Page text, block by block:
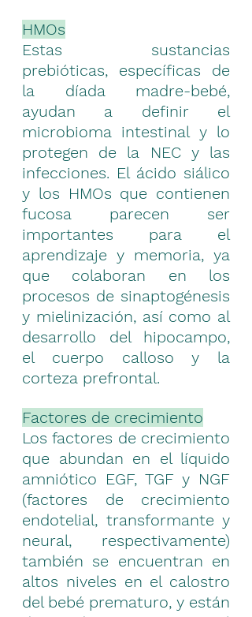
HMOs
Estas sustancias
prebióticas, específicas de
la díada madre-bebé,
ayudan a definir el
microbioma intestinal y lo
protegen de la NEC y las
infecciones. El ácido siálico
y los HMOs que contienen
fucosa parecen ser
importantes para el
aprendizaje y memoria, ya
que colaboran en los
procesos de sinaptogénesis
y mielinización, así como al
desarrollo del hipocampo,
el cuerpo calloso y la
corteza prefrontal.
Factores de crecimiento
Los factores de crecimiento
que abundan en el líquido
amniótico EGF, TGF y NGF
(factores de crecimiento
endotelial, transformante y
neural, respectivamente)
también se encuentran en
altos niveles en el calostro
del bebé prematuro, y están